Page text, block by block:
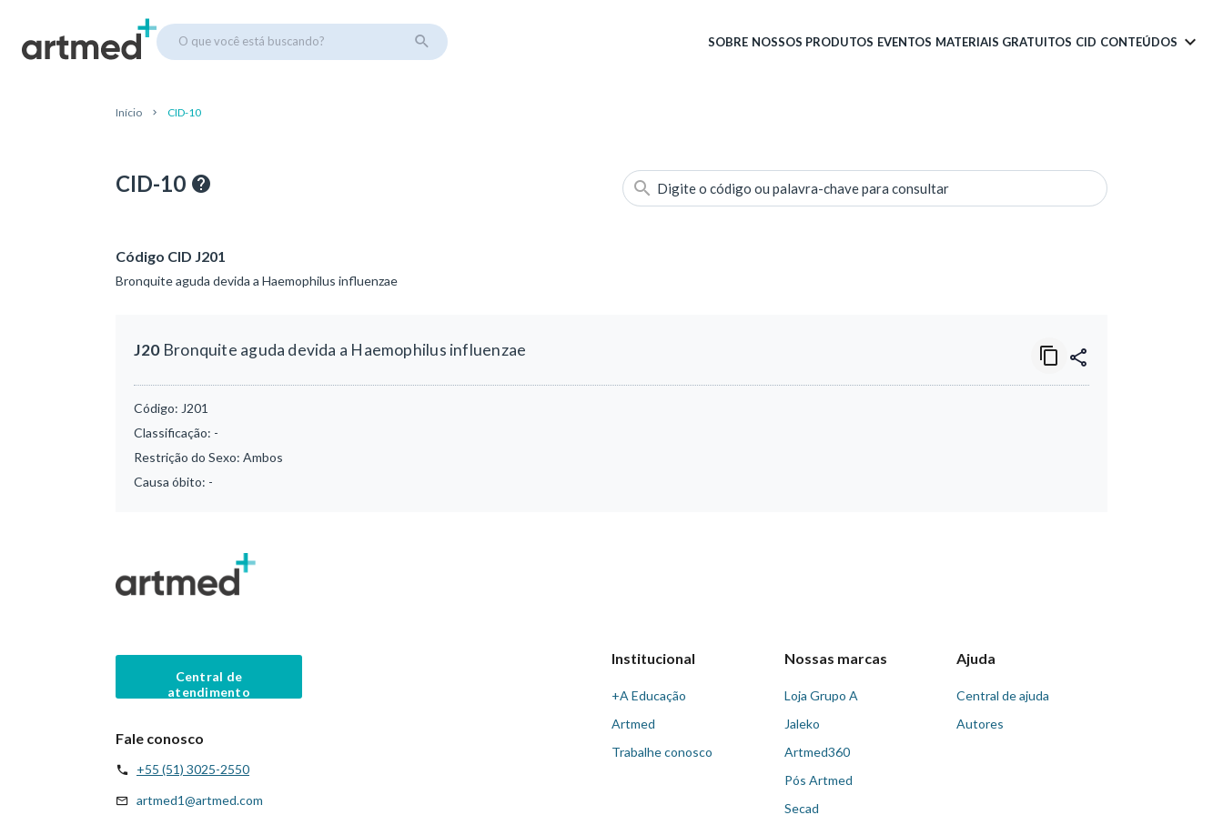
O que você está buscando? SOBRE NOSSOS PRODUTOS EVENTOS MATERIAIS GRATUITOS CID CONTEÚDOS
Início CID-10
CID-10 Digite o código ou palavra-chave para consultar
Código CID J201
Bronquite aguda devida a Haemophilus influenzae
J20Bronquite aguda devida a Haemophilus influenzae
Código: J201
Classificação: -
Restrição do Sexo: Ambos
Causa óbito: -
Central de
atendimento
Fale conosco
+55 (51) 3025-2550
artmed1@artmed.com
Institucional
+A Educação
Artmed
Trabalhe conosco
Nossas marcas
Loja Grupo A
Jaleko
Artmed360
Pós Artmed
Secad
Ajuda
Central de ajuda
Autores